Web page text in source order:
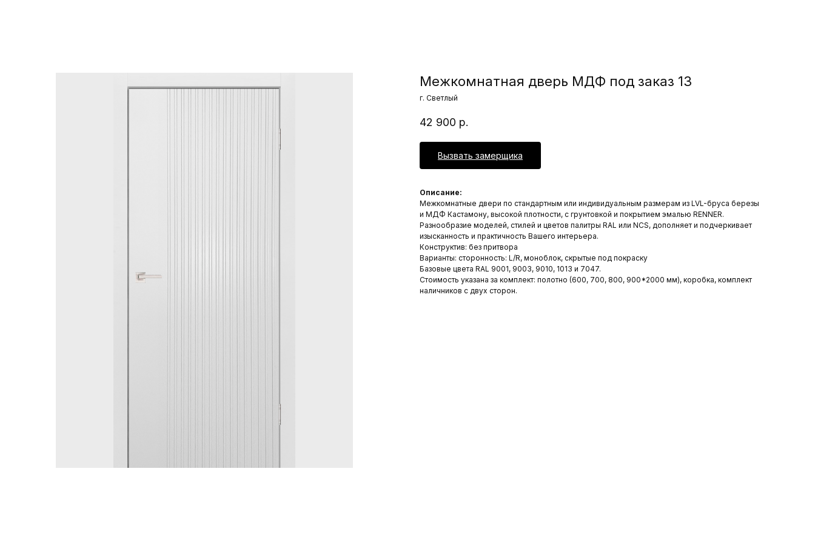
Межкомнатная дверь МДФ под заказ 13
г. Светлый
42 900 р.
Вызвать замерщика
Описание:
Межкомнатные двери по стандартным или индивидуальным размерам из LVL-бруса березы
и МДФ Кастамону, высокой плотности, с грунтовкой и покрытием эмалью RENNER.
Разнообразие моделей, стилей и цветов палитры RAL или NCS, дополняет и подчеркивает
изысканность и практичность Вашего интерьера.
Конструктив: без притвора
Варианты: сторонность: L/R, моноблок, скрытые под покраску
Базовые цвета RAL 9001, 9003, 9010, 1013 и 7047.
Стоимость указана за комплект: полотно (600, 700, 800, 900*2000 мм), коробка, комплект
наличников с двух сторон.